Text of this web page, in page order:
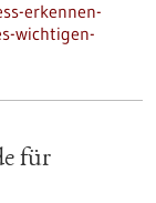
erkennen-
wichtigen-
für